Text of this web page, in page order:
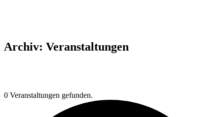
Archiv: Veranstaltungen
0 Veranstaltungen gefunden.